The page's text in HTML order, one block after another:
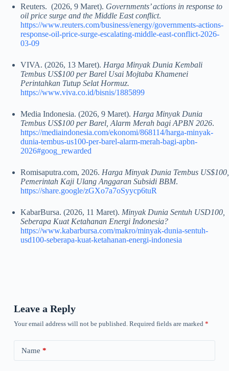
Reuters. (2026, 9 Maret). Governments’ actions in response to
oil price surge and the Middle East conflict.
https://www.reuters.com/business/energy/governments-actions-
response-oil-price-surge-escalating-middle-east-conflict-2026-
03-09
VIVA. (2026, 13 Maret). Harga Minyak Dunia Kembali
Tembus US$100 per Barel Usai Mojtaba Khamenei
Perintahkan Tutup Selat Hormuz.
https://www.viva.co.id/bisnis/1885899
Media Indonesia. (2026, 9 Maret). Harga Minyak Dunia
Tembus US$100 per Barel, Alarm Merah bagi APBN 2026.
https://mediaindonesia.com/ekonomi/868114/harga-minyak-
dunia-tembus-us100-per-barel-alarm-merah-bagi-apbn-
2026#goog_rewarded
Romisaputra.com, 2026. Harga Minyak Dunia Tembus US$100,
Pemerintah Kaji Ulang Anggaran Subsidi BBM.
https://share.google/zGXo7a7oSyycp6tuR
KabarBursa. (2026, 11 Maret). Minyak Dunia Sentuh USD100,
Seberapa Kuat Ketahanan Energi Indonesia?
https://www.kabarbursa.com/makro/minyak-dunia-sentuh-
usd100-seberapa-kuat-ketahanan-energi-indonesia
Leave a Reply
Your email address will not be published. Required fields are marked *
Name *